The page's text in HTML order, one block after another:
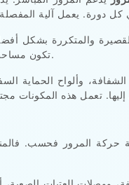
والمتكررة بشكل
تكون مساحة الحركة المتاحة محدودة، على الرغم من أن الحركة الجانبية لا تبدو دائمًا طبيعية أثناء دوران الموظفين السريع.
وألواح الحماية
تعمل هذه المكونات
حركة المرور فحسب.